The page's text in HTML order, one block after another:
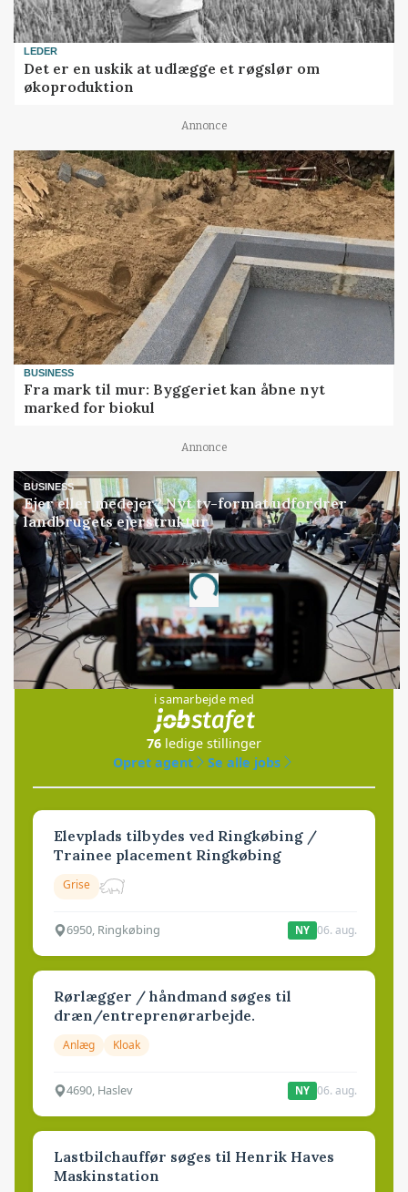
LEDER
Det er en uskik at udlægge et røgslør om
økoproduktion
Annonce
BUSINESS
Fra mark til mur: Byggeriet kan åbne nyt
marked for biokul
Annonce
BUSINESS
Ejer eller medejer? Nyt tv-format udfordrer
landbrugets ejerstruktur
Annonce
Loading...
Jobs
i samarbejde med
76 ledige stillinger
Opret agent
Se alle jobs
Elevplads tilbydes ved Ringkøbing /
Trainee placement Ringkøbing
Grise
6950, Ringkøbing NY 06. aug.
Rørlægger / håndmand søges til
dræn/entreprenørarbejde.
Anlæg Kloak
4690, Haslev NY 06. aug.
Lastbilchauffør søges til Henrik Haves
Maskinstation